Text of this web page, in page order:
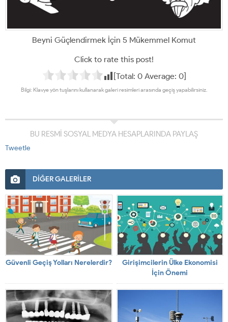
Beyni Güçlendirmek İçin 5 Mükemmel Komut
Click to rate this post!
[Total: 0Average: 0]
Bilgi: Klavye yön tuşlarını kullanarak galeri resimleri arasında geçiş yapabilirsiniz.
BU RESMİ SOSYAL MEDYA HESAPLARINDA PAYLAŞ
Tweetle
DİĞER GALERİLER
Güvenli Geçiş Yolları Nerelerdir?
Girişimcilerin Ülke Ekonomisi
İçin Önemi